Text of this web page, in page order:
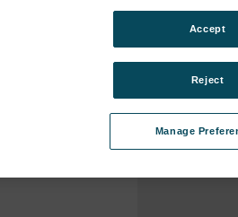
Manage
Reject
Accept